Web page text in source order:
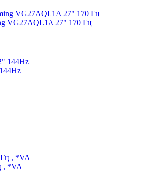
VG27AQL1A 27" 170 Гц
, *VA